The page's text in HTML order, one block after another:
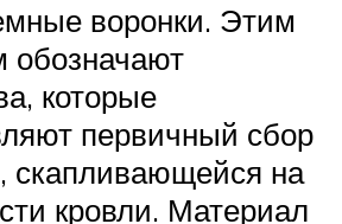
воронки. Этим
обозначают
которые
первичный сбор
скапливающейся на
кровли. Материал